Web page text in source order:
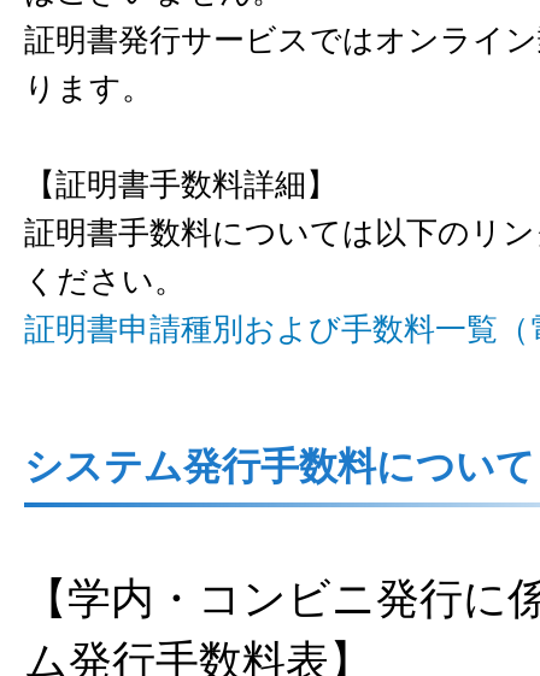
証明書発行サービスではオンライ
ります。
【証明書手数料詳細】
証明書手数料については以下のリ
ください。
証明書申請種別および手数料一覧（
システム発行手数料について
【学内・コンビニ発行に
ム発行手数料表】